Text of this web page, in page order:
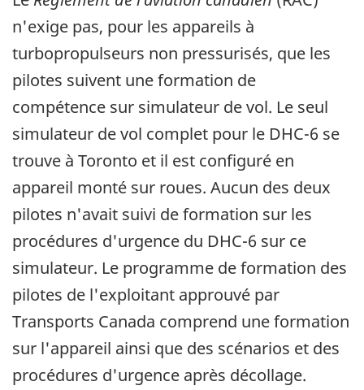
n'exige pas, pour les appareils à
turbopropulseurs non pressurisés, que les
pilotes suivent une formation de
compétence sur simulateur de vol. Le seul
simulateur de vol complet pour le DHC-6 se
trouve à Toronto et il est configuré en
appareil monté sur roues. Aucun des deux
pilotes n'avait suivi de formation sur les
procédures d'urgence du DHC-6 sur ce
simulateur. Le programme de formation des
pilotes de l'exploitant approuvé par
Transports Canada comprend une formation
sur l'appareil ainsi que des scénarios et des
procédures d'urgence après décollage.